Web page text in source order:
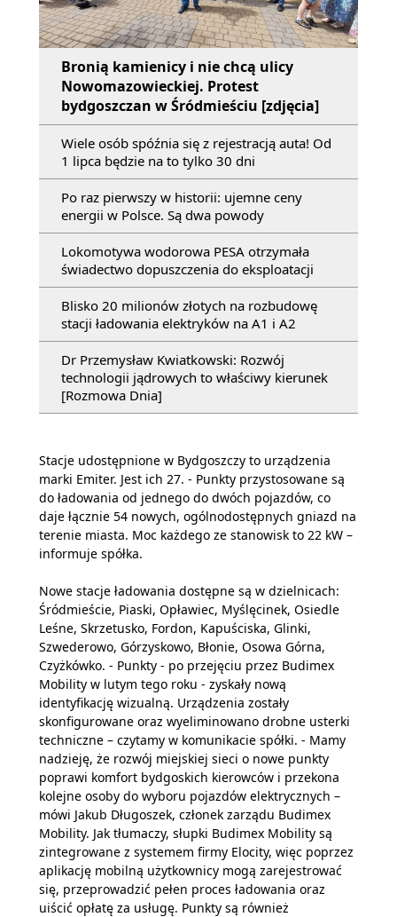
Bronią kamienicy i nie chcą ulicy
Nowomazowieckiej. Protest
bydgoszczan w Śródmieściu [zdjęcia]
Wiele osób spóźnia się z rejestracją auta! Od
1 lipca będzie na to tylko 30 dni
Po raz pierwszy w historii: ujemne ceny
energii w Polsce. Są dwa powody
Lokomotywa wodorowa PESA otrzymała
świadectwo dopuszczenia do eksploatacji
Blisko 20 milionów złotych na rozbudowę
stacji ładowania elektryków na A1 i A2
Dr Przemysław Kwiatkowski: Rozwój
technologii jądrowych to właściwy kierunek
[Rozmowa Dnia]
Stacje udostępnione w Bydgoszczy to urządzenia
marki Emiter. Jest ich 27. - Punkty przystosowane są
do ładowania od jednego do dwóch pojazdów, co
daje łącznie 54 nowych, ogólnodostępnych gniazd na
terenie miasta. Moc każdego ze stanowisk to 22 kW –
informuje spółka.
Nowe stacje ładowania dostępne są w dzielnicach:
Śródmieście, Piaski, Opławiec, Myślęcinek, Osiedle
Leśne, Skrzetusko, Fordon, Kapuściska, Glinki,
Szwederowo, Górzyskowo, Błonie, Osowa Górna,
Czyżkówko. - Punkty - po przejęciu przez Budimex
Mobility w lutym tego roku - zyskały nową
identyfikację wizualną. Urządzenia zostały
skonfigurowane oraz wyeliminowano drobne usterki
techniczne – czytamy w komunikacie spółki. - Mamy
nadzieję, że rozwój miejskiej sieci o nowe punkty
poprawi komfort bydgoskich kierowców i przekona
kolejne osoby do wyboru pojazdów elektrycznych –
mówi Jakub Długoszek, członek zarządu Budimex
Mobility. Jak tłumaczy, słupki Budimex Mobility są
zintegrowane z systemem firmy Elocity, więc poprzez
aplikację mobilną użytkownicy mogą zarejestrować
się, przeprowadzić pełen proces ładowania oraz
uiścić opłatę za usługę. Punkty są również